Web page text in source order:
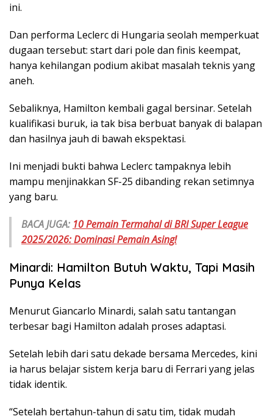
ini.
Dan performa Leclerc di Hungaria seolah memperkuat
dugaan tersebut: start dari pole dan finis keempat,
hanya kehilangan podium akibat masalah teknis yang
aneh.
Sebaliknya, Hamilton kembali gagal bersinar. Setelah
kualifikasi buruk, ia tak bisa berbuat banyak di balapan
dan hasilnya jauh di bawah ekspektasi.
Ini menjadi bukti bahwa Leclerc tampaknya lebih
mampu menjinakkan SF-25 dibanding rekan setimnya
yang baru.
BACA JUGA: 10 Pemain Termahal di BRI Super League
2025/2026: Dominasi Pemain Asing!
Minardi: Hamilton Butuh Waktu, Tapi Masih
Punya Kelas
Menurut Giancarlo Minardi, salah satu tantangan
terbesar bagi Hamilton adalah proses adaptasi.
Setelah lebih dari satu dekade bersama Mercedes, kini
ia harus belajar sistem kerja baru di Ferrari yang jelas
tidak identik.
“Setelah bertahun-tahun di satu tim, tidak mudah